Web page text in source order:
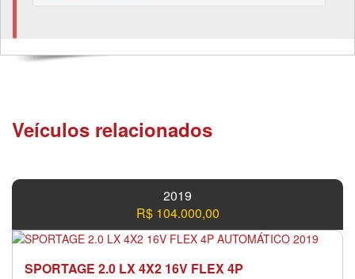
Veículos relacionados
2019
R$ 104.000,00
SPORTAGE 2.0 LX 4X2 16V FLEX 4P